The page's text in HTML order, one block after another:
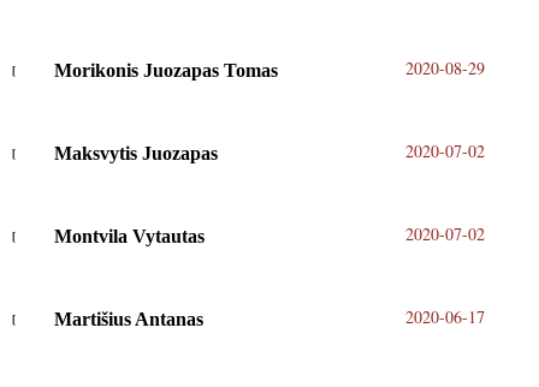
Morikonis Juozapas Tomas 2020-08-29
Maksvytis Juozapas 2020-07-02
Montvila Vytautas 2020-07-02
Martišius Antanas 2020-06-17